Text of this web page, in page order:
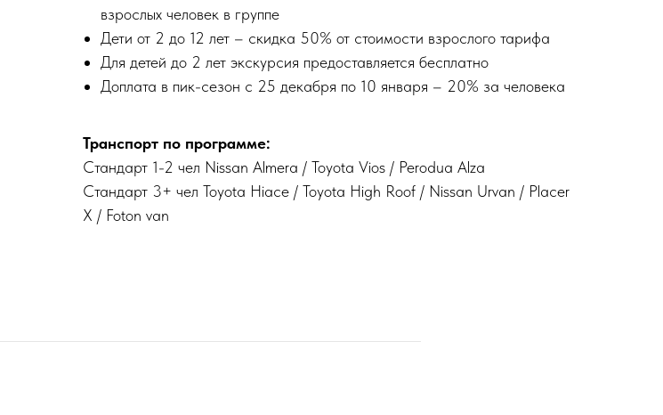
взрослых человек в группе
Дети от 2 до 12 лет – скидка 50% от стоимости взрослого тарифа
Для детей до 2 лет экскурсия предоставляется бесплатно
Доплата в пик-сезон c 25 декабря по 10 января – 20% за человека
Транспорт по программе:
Стандарт 1-2 чел Nissan Almera / Toyota Vios / Perodua Alza
Стандарт 3+ чел Toyota Hiace / Toyota High Roof / Nissan Urvan / Placer
X / Foton van